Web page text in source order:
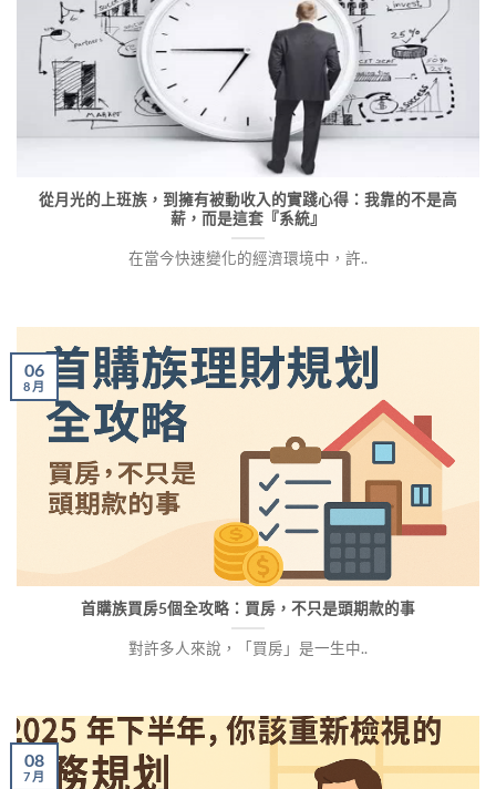
從月光的上班族，到擁有被動收入的實踐心得：我靠的不是高
薪，而是這套『系統』
在當今快速變化的經濟環境中，許..
首購族買房5個全攻略：買房，不只是頭期款的事
對許多人來說，「買房」是一生中..
06
8 月
08
7 月